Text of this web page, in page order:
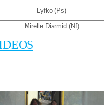
Lyfko (Ps)
Mirelle Diarmid (Nf)